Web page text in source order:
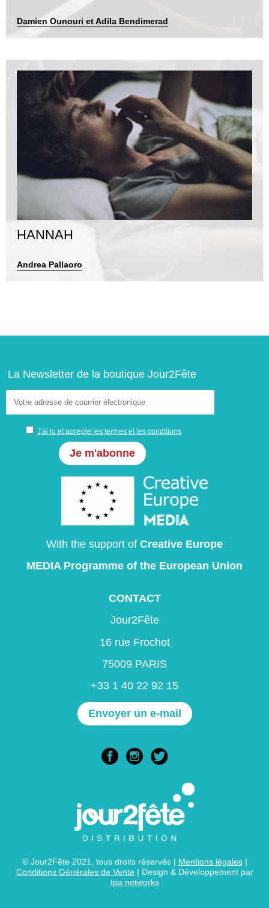
Damien Ounouri et Adila Bendimerad
HANNAH
Andrea Pallaoro
La Newsletter de la boutique Jour2Fête
J'ai lu et accepte les termes et les conditions
With the support of Creative Europe
MEDIA Programme of the European Union
CONTACT
Jour2Fête
16 rue Frochot
75009 PARIS
+33 1 40 22 92 15
Envoyer un e-mail
© Jour2Fête 2021, tous droits réservés | Mentions légales|
Conditions Générales de Vente| Design & Développement par
tpa networks